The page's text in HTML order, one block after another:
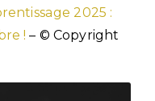
2025 :
! – © Copyright